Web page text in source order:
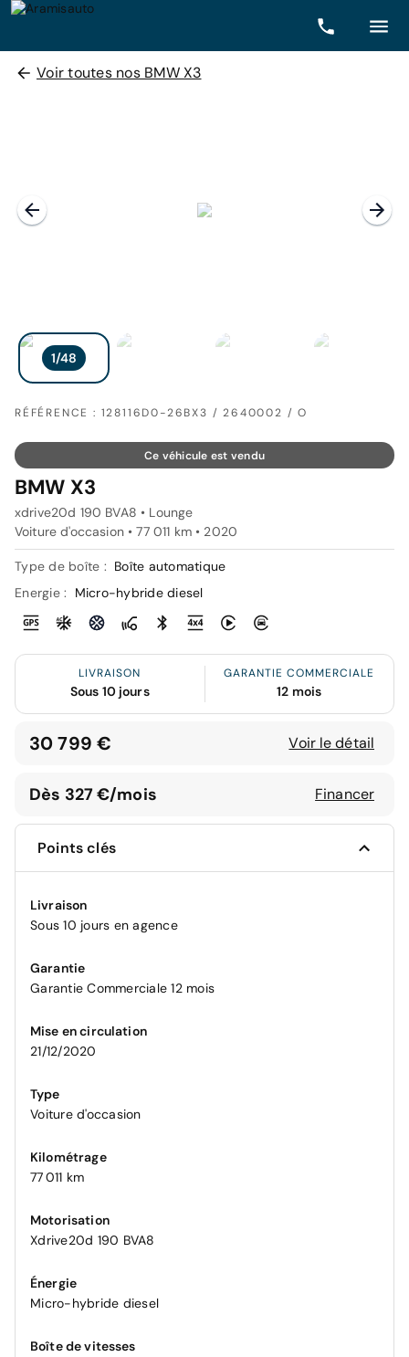
Voir toutes nos BMW X3
RÉFÉRENCE : 128116D0-26BX3 / 2640002 / O
Ce véhicule est vendu
BMW X3
xdrive20d 190 BVA8 • Lounge
Voiture d'occasion • 77 011 km • 2020
Type de boîte : Boîte automatique
Energie :
Micro-hybride diesel
LIVRAISON
Sous 10 jours
GARANTIE COMMERCIALE
12 mois
30 799 € Voir le détail
Dès 327 €/mois Financer
Points clés
Livraison
Sous 10 jours en agence
Garantie
Garantie Commerciale 12 mois
Mise en circulation
21/12/2020
Type
Voiture d'occasion
Kilométrage
77 011 km
Motorisation
Xdrive20d 190 BVA8
Énergie
Micro-hybride diesel
Boîte de vitesses